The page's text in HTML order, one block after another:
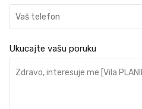
Ukucajte vašu poruku